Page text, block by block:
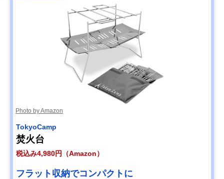
Photo by Amazon
TokyoCamp
焚火台
税込み4,980円（Amazon）
フラット収納でコンパクトに